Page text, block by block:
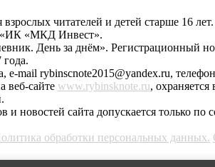
читателей и детей старше 16 лет.
«ИК «МКД Инвест».
День за днём».
года.
e-mail rybinscnote2015@yandex.ru,
веб-сайте www.rybinsknote.ru,
и новостей сайта допускается только по
обработки персональных данных.